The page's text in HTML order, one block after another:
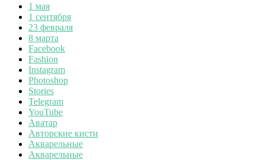
1 мая
1 сентября
23 февраля
8 марта
Facebook
Fashion
Instagram
Photoshop
Stories
Telegram
YouTube
Аватар
Авторские кисти
Акварельные
Акварельные